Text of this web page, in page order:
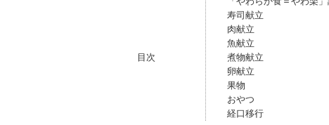
目次
寿司献立
肉献立
魚献立
煮物献立
卵献立
果物
おやつ
経口移行